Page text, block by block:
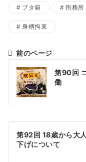
ブタ箱 刑務所
身柄拘束
投
稿
ナ
ビ
ゲ
前のページ
第90回
働
第92回 18歳から大
下げについて